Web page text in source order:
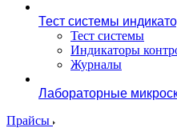
Тест системы
Тест системы
Индикаторы
Журналы
Лабораторные
Прайсы